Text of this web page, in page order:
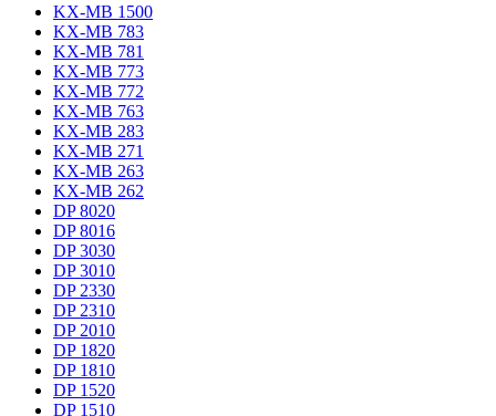
KX-MB 1500
KX-MB 783
KX-MB 781
KX-MB 773
KX-MB 772
KX-MB 763
KX-MB 283
KX-MB 271
KX-MB 263
KX-MB 262
DP 8020
DP 8016
DP 3030
DP 3010
DP 2330
DP 2310
DP 2010
DP 1820
DP 1810
DP 1520
DP 1510